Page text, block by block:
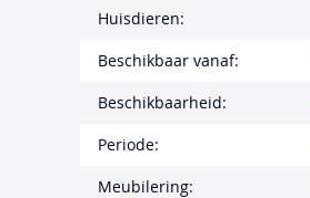
Huisdieren:
Beschikbaar vanaf:
Beschikbaarheid:
Periode:
Meubilering: